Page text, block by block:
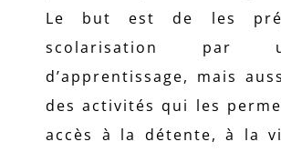
Le but est de les
scolarisation par
d’apprentissage, mais
des activités qui les
accès à la détente, à la